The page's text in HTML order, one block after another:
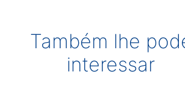
Também lhe
interessar